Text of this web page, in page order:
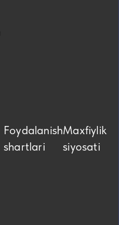
Foydalanish
shartlari
Maxfiylik
siyosati